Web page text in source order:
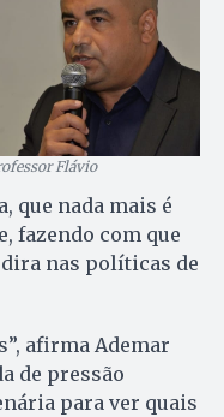
Flávio
que nada mais é
fazendo com que
nas políticas de
afirma Ademar
de pressão
para ver quais